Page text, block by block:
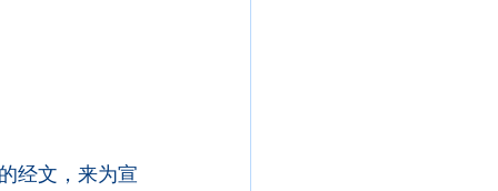
经文，来为宣